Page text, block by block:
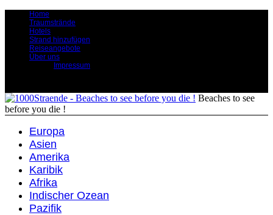
Home
Traumstrände
Hotels
Strand hinzufügen
Reiseangebote
Über uns
Impressum
Beaches to see
before you die !
Europa
Asien
Amerika
Karibik
Afrika
Indischer Ozean
Pazifik